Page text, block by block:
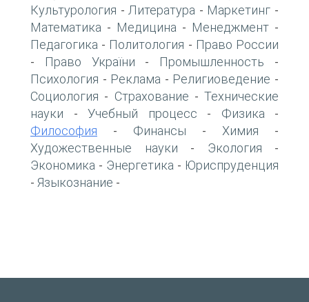
Культурология - Литература - Маркетинг -
Математика - Медицина - Менеджмент -
Педагогика - Политология - Право России
- Право України - Промышленность -
Психология - Реклама - Религиоведение -
Социология - Страхование - Технические
науки - Учебный процесс - Физика -
Философия - Финансы - Химия -
Художественные науки - Экология -
Экономика - Энергетика - Юриспруденция
- Языкознание -